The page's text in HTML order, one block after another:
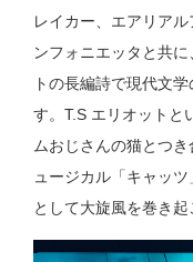
レイカー、エアリア
ンフォニエッタと共
トの長編詩で現代文
す。T.S エリオットと
ムおじさんの猫とつ
ュージカル「キャッ
として大旋風を巻き起